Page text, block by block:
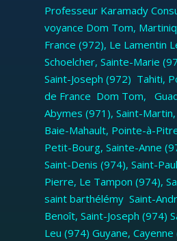
Professeur Karamady
voyance Dom Tom,
France (972), Le Lamentin
Schoelcher, Sainte-Marie
Saint-Joseph (972) Tahiti,
de France Dom Tom,
Abymes (971), Saint-
Baie-Mahault, Pointe-à-
Petit-Bourg, Sainte-Anne
Saint-Denis (974), Saint-
Pierre, Le Tampon (974),
saint barthélémy Saint-
Benoît, Saint-Joseph (974)
Leu (974) Guyane, Cayenne